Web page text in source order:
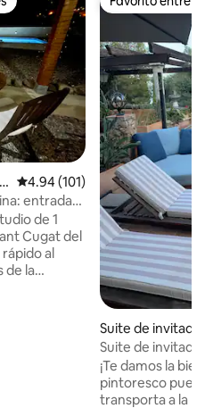
Calificación promedio: 4.94 de
4.94 (101)
entrada
de 1
Cugat del
rápido al
de la
Favorito entre
Suite de invitados
Suite de invitados
hasta 4 personas
¡Te damos la
pintoresco
transporta a la naturaleza.